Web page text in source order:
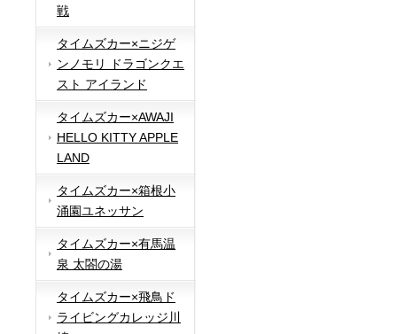
戦
タイムズカー×ニジゲ
ンノモリ ドラゴンクエ
スト アイランド
タイムズカー×AWAJI
HELLO KITTY APPLE
LAND
タイムズカー×箱根小
涌園ユネッサン
タイムズカー×有馬温
泉 太閤の湯
タイムズカー×飛鳥ド
ライビングカレッジ川